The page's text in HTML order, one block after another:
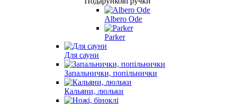
Albero Ode
Parker
Для сауни
Запальнички, попільнички
Кальяни, люльки